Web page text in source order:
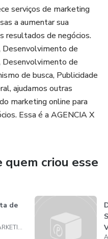
serviços de marketing
a aumentar sua
resultados de negócios.
Desenvolvimento de
de
de busca, Publicidade
ajudamos outras
marketing online para
Essa é a AGENCIA X
criou esse
de
AGENCIA X MARKETING DIGITAL LTDA